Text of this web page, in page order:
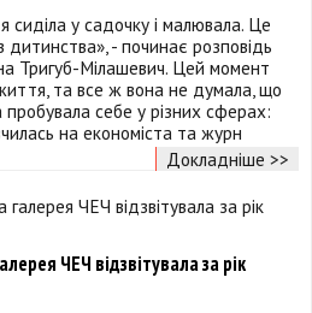
сиділа у садочку і малювала. Це
дитинства», - починає розповідь
Тригуб-Мілашевич. Цей момент
та все ж вона не думала, що
себе у різних сферах:
на економіста та журн
Докладніше >>
ЧЕЧ відзвітувала за рік